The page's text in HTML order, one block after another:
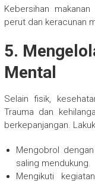
Kebersihan
perut dan keracunan
5.
Mental
Selain fisik,
Trauma dan
berkepanjangan.
Mengobrol
saling mendukung.
Mengikuti